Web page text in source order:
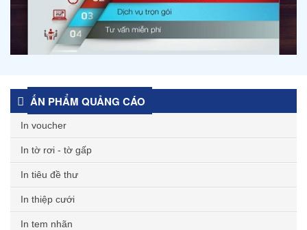
ẤN PHẨM QUẢNG CÁO
In voucher
In tờ rơi - tờ gấp
In tiêu đề thư
In thiệp cưới
In tem nhãn